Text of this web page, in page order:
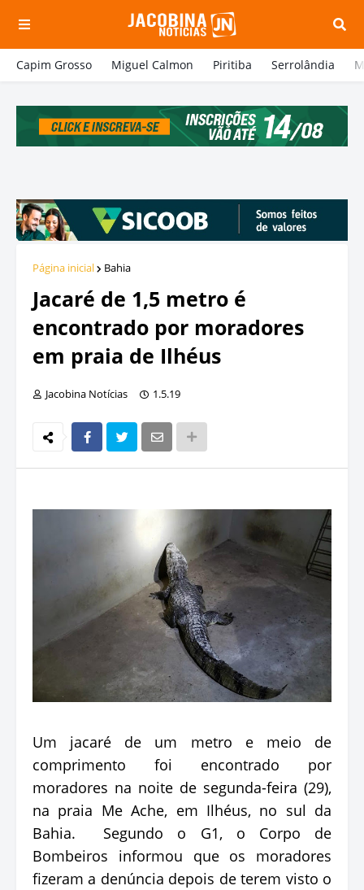
Capim Grosso Miguel Calmon Piritiba Serrolândia
Página inicial Bahia
Jacaré de 1,5 metro é
encontrado por moradores
em praia de Ilhéus
Jacobina Notícias 1.5.19
Um jacaré de um metro e meio de
comprimento foi encontrado por
moradores na noite de segunda-feira (29),
na praia Me Ache, em Ilhéus, no sul da
Bahia. Segundo o G1, o Corpo de
Bombeiros informou que os moradores
fizeram a denúncia depois de terem visto o